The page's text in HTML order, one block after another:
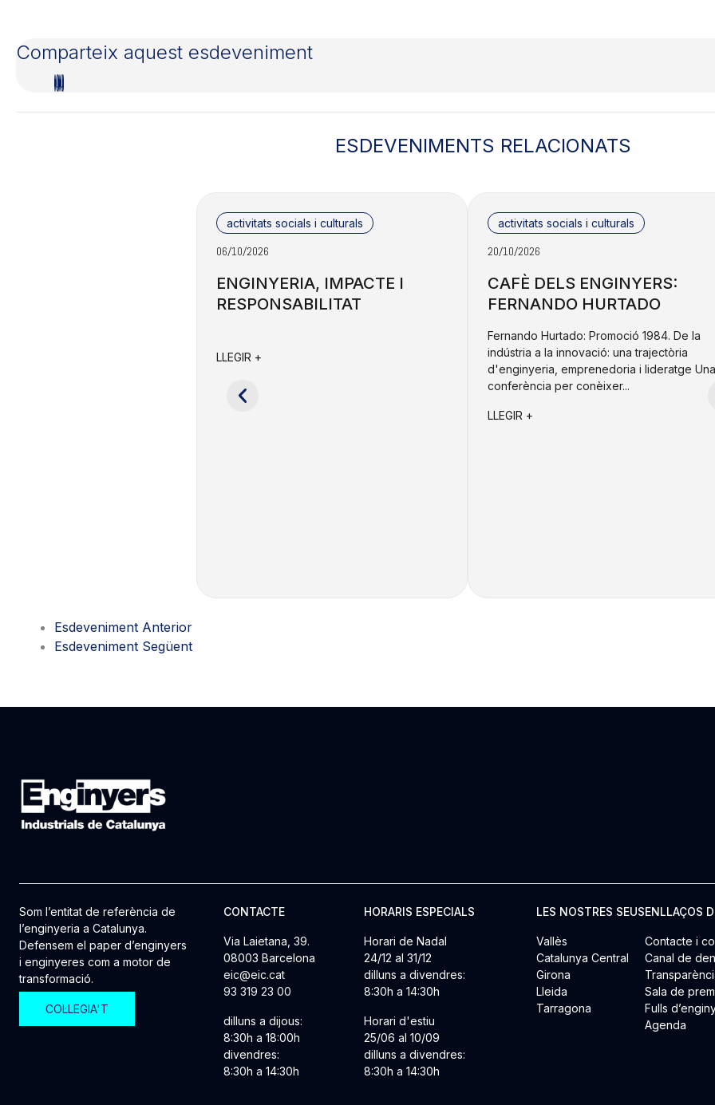
Comparteix aquest esdeveniment
ESDEVENIMENTS RELACIONATS
activitats socials i culturals
06/10/2026
ENGINYERIA, IMPACTE I
RESPONSABILITAT
LLEGIR +
activitats socials i culturals
20/10/2026
CAFÈ DELS ENGINYERS:
FERNANDO HURTADO
Fernando Hurtado: Promoció 1984. De la
indústria a la innovació: una trajectòria
d'enginyeria, emprenedoria i lideratge Una
conferència per conèixer...
LLEGIR +
Esdeveniment Anterior
Esdeveniment Següent
Som l’entitat de referència de
l’enginyeria a Catalunya.
Defensem el paper d’enginyers
i enginyeres com a motor de
transformació.
COL·LEGIA'T
CONTACTE
Via Laietana, 39.
08003 Barcelona
eic@eic.cat
93 319 23 00
dilluns a dijous:
8:30h a 18:00h
divendres:
8:30h a 14:30h
HORARIS ESPECIALS
Horari de Nadal
24/12 al 31/12
dilluns a divendres:
8:30h a 14:30h
Horari d'estiu
25/06 al 10/09
dilluns a divendres:
8:30h a 14:30h
LES NOSTRES SEUS
Vallès
Catalunya Central
Girona
Lleida
Tarragona
ENLLAÇOS
Contacte i
Canal de
Sala de
Fulls
Agenda